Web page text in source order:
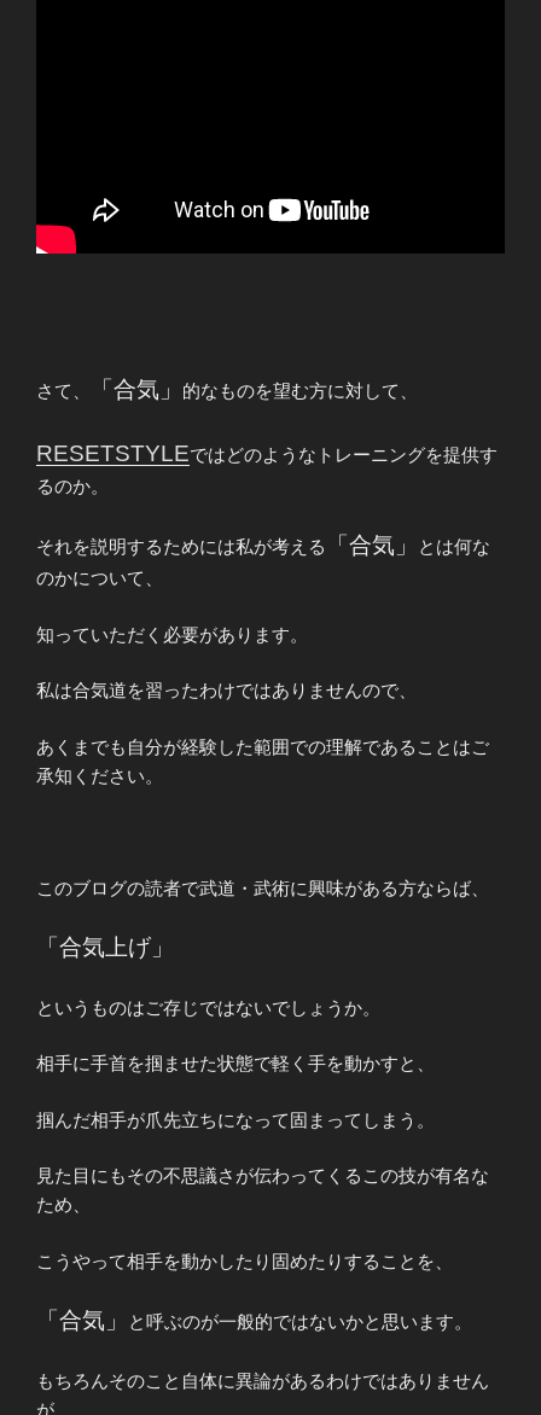
さて、 「合気」 的なものを望む方に対して、
RESETSTYLEではどのようなトレーニングを提供す
るのか。
それを説明するためには私が考える 「合気」
とは何な
のかについて、
知っていただく必要があります。
私は合気道を習ったわけではありませんので、
あくまでも自分が経験した範囲での理解であることはご
承知ください。
このブログの読者で武道・武術に興味がある方ならば、
「合気上げ」
というものはご存じではないでしょうか。
相手に手首を掴ませた状態で軽く手を動かすと、
掴んだ相手が爪先立ちになって固まってしまう。
見た目にもその不思議さが伝わってくるこの技が有名な
ため、
こうやって相手を動かしたり固めたりすることを、
「合気」 と呼ぶのが一般的ではないかと思います。
もちろんそのこと自体に異論があるわけではありません
が、